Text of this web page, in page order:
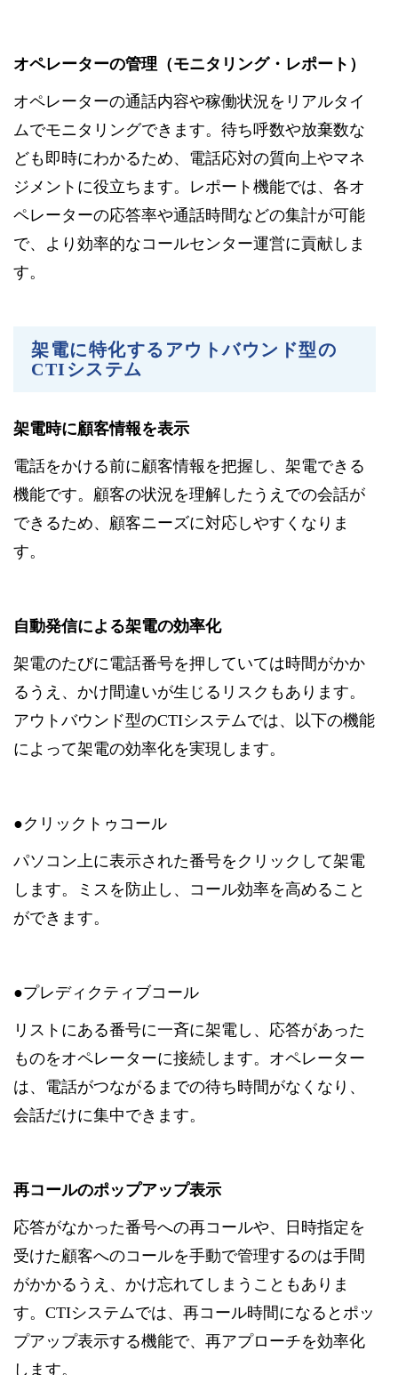
オペレーターの管理（モニタリング・レポート）
オペレーターの通話内容や稼働状況をリアルタイ
ムでモニタリングできます。待ち呼数や放棄数な
ども即時にわかるため、電話応対の質向上やマネ
ジメントに役立ちます。レポート機能では、各オ
ペレーターの応答率や通話時間などの集計が可能
で、より効率的なコールセンター運営に貢献しま
す。
架電に特化するアウトバウンド型の
CTIシステム
架電時に顧客情報を表示
電話をかける前に顧客情報を把握し、架電できる
機能です。顧客の状況を理解したうえでの会話が
できるため、顧客ニーズに対応しやすくなりま
す。
自動発信による架電の効率化
架電のたびに電話番号を押していては時間がかか
るうえ、かけ間違いが生じるリスクもあります。
アウトバウンド型のCTIシステムでは、以下の機能
によって架電の効率化を実現します。
●クリックトゥコール
パソコン上に表示された番号をクリックして架電
します。ミスを防止し、コール効率を高めること
ができます。
●プレディクティブコール
リストにある番号に一斉に架電し、応答があった
ものをオペレーターに接続します。オペレーター
は、電話がつながるまでの待ち時間がなくなり、
会話だけに集中できます。
再コールのポップアップ表示
応答がなかった番号への再コールや、日時指定を
受けた顧客へのコールを手動で管理するのは手間
がかかるうえ、かけ忘れてしまうこともありま
す。CTIシステムでは、再コール時間になるとポッ
プアップ表示する機能で、再アプローチを効率化
します。